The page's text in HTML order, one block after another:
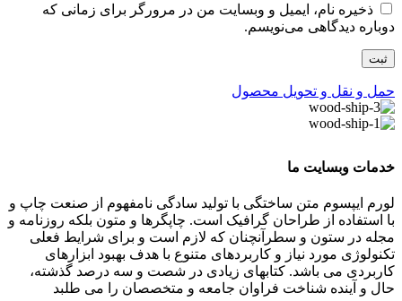
ذخیره نام، ایمیل و وبسایت من در مرورگر برای زمانی که
دوباره دیدگاهی می‌نویسم.
حمل و نقل و تحویل محصول
خدمات وبسایت ما
لورم ایپسوم متن ساختگی با تولید سادگی نامفهوم از صنعت چاپ و
با استفاده از طراحان گرافیک است. چاپگرها و متون بلکه روزنامه و
مجله در ستون و سطرآنچنان که لازم است و برای شرایط فعلی
تکنولوژی مورد نیاز و کاربردهای متنوع با هدف بهبود ابزارهای
کاربردی می باشد. کتابهای زیادی در شصت و سه درصد گذشته،
حال و آینده شناخت فراوان جامعه و متخصصان را می طلبد